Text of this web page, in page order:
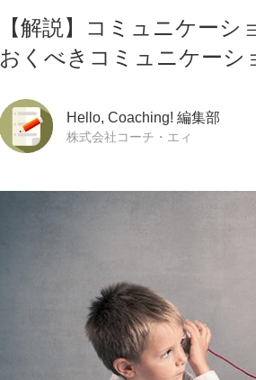
【解説】コミュニケー
おくべきコミュニケーシ
Hello, Coaching! 編集部
株式会社コーチ・エィ